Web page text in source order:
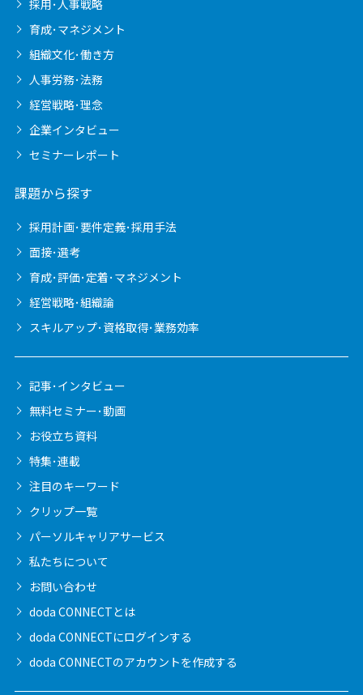
採用･人事戦略
育成･マネジメント
組織文化･働き方
人事労務･法務
経営戦略･理念
企業インタビュー
セミナーレポート
課題から探す
採用計画･要件定義･採用手法
面接･選考
育成･評価･定着･マネジメント
経営戦略･組織論
スキルアップ･資格取得･業務効率
記事･インタビュー
無料セミナー･動画
お役立ち資料
特集･連載
注目のキーワード
クリップ一覧
パーソルキャリアサービス
私たちについて
お問い合わせ
doda CONNECTとは
doda CONNECTにログインする
doda CONNECTのアカウントを作成する